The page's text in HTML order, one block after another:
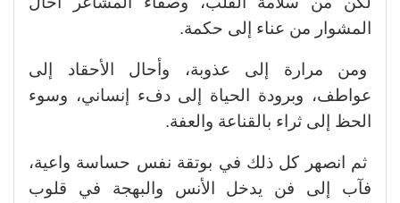
المشوار من عناء إلى حكمة.
ومن مرارة إلى عذوبة، وأحال الأحقاد إلى
عواطف، وبرودة الحياة إلى دفء إنساني، وسوء
الحظ إلى ثراء بالقناعة والعفة.
ثم انصهر كل ذلك في بوتقة نفس حساسة واعية،
فآب إلى فن يدخل الأنس والبهجة في قلوب